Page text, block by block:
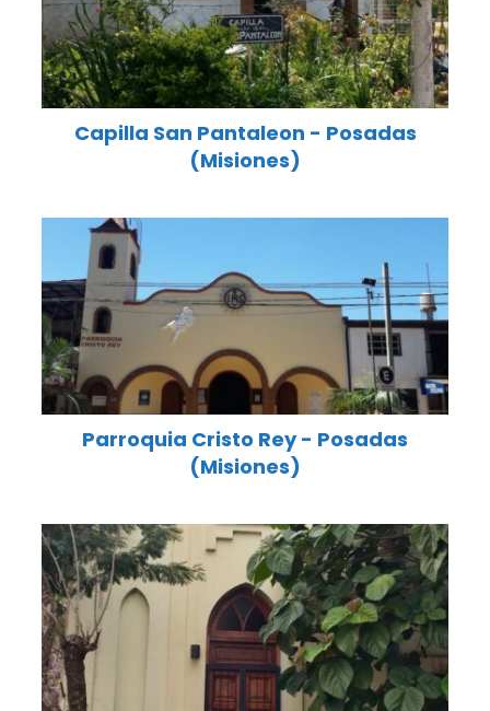
Capilla San Pantaleon - Posadas
(Misiones)
Parroquia Cristo Rey - Posadas
(Misiones)